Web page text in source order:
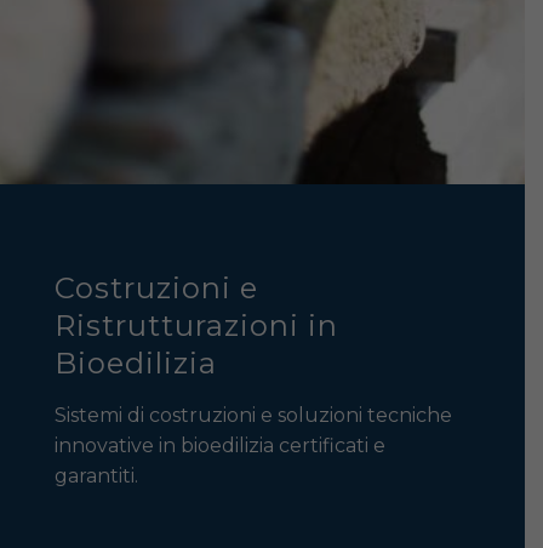
Costruzioni e
Ristrutturazioni in
Bioedilizia
Sistemi di costruzioni e soluzioni tecniche
innovative in bioedilizia certificati e
garantiti.